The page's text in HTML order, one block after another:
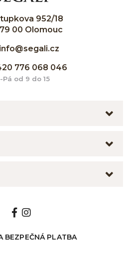
952/18
00 Olomouc
info@segali.cz
776 068 046
Pá od 9 do 15
BEZPEČNÁ PLATBA